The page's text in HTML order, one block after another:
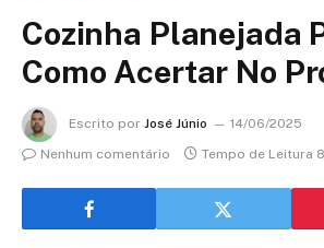
Cozinha Planejada
Como Acertar No
Escrito por José Júnio
14/06/2025
Nenhum comentário
Tempo de Leitura